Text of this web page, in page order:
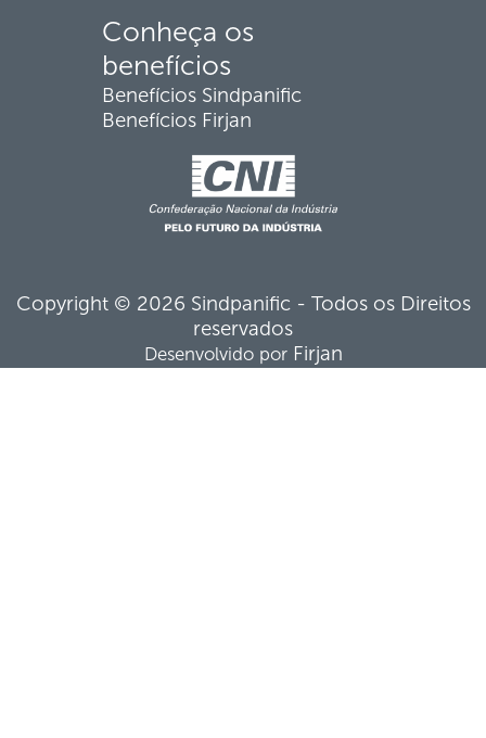
Conheça os
benefícios
Benefícios Sindpanific
Benefícios Firjan
Copyright © 2026 Sindpanific - Todos os Direitos
reservados
Desenvolvido por Firjan